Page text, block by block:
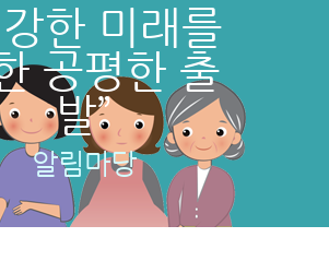
강한 미래를
공평한 출
발”
알림마당